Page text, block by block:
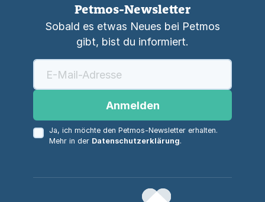
Petmos-Newsletter
Sobald es etwas Neues bei Petmos
gibt, bist du informiert.
Anmelden
Ja, ich möchte den Petmos-Newsletter erhalten.
Mehr in der Datenschutzerklärung.